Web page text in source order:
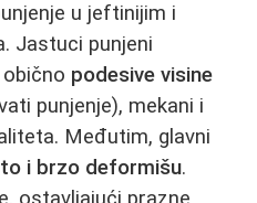
u jeftinijim i
Jastuci punjeni
podesive visine
punjenje), mekani i
Međutim, glavni
i brzo deformišu.